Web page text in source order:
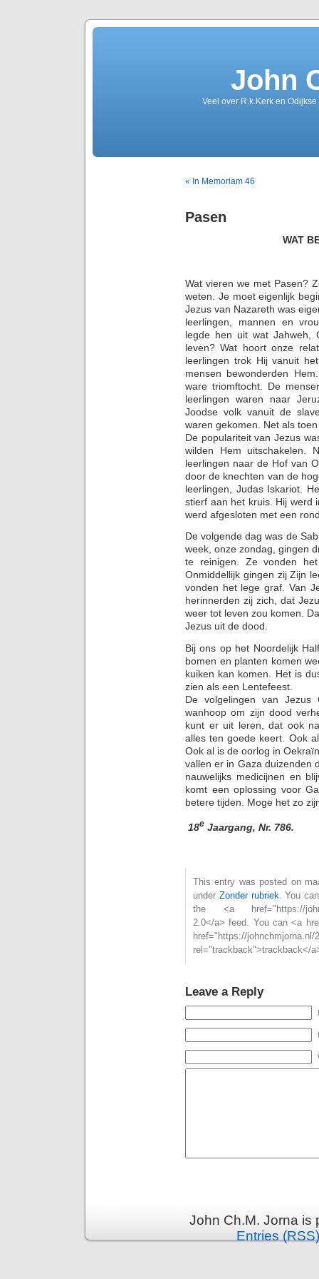
John
Veel over R.k.Kerk en
« In Memoriam 46
Pasen
WAT
Wat vieren we met Pasen?
weten. Je moet eigenlijk
Jezus van Nazareth was
leerlingen, mannen en
legde hen uit wat Jahweh,
leven? Wat hoort onze
leerlingen trok Hij vanuit
mensen bewonderden
ware triomftocht. De
leerlingen waren naar
Joodse volk vanuit de
waren gekomen. Net als
De populariteit van Jezus
wilden Hem uitschakelen.
leerlingen naar de Hof van
door de knechten van de
leerlingen, Judas Iskariot.
stierf aan het kruis. Hij werd
werd afgesloten met een
De volgende dag was de
week, onze zondag, gingen
te reinigen. Ze vonden
Onmiddellijk gingen zij Zijn
vonden het lege graf. Van
herinnerden zij zich, dat
weer tot leven zou komen.
Jezus uit de dood.
Bij ons op het Noordelijk
bomen en planten komen
kuiken kan komen. Het is
zien als een Lentefeest.
De volgelingen van
wanhoop om zijn dood
kunt er uit leren, dat ook
alles ten goede keert. Ook
Ook al is de oorlog in
vallen er in Gaza duizenden
nauwelijks medicijnen en
komt een oplossing voor
betere tijden. Moge
18e Jaargang, Nr. 786.
This entry was posted on
under Zonder rubriek. You
the <a href="https://
2.0</a> feed. You can <a
href="https://
rel="trackback">trackback</
Leave a Reply
John Ch.M. Jorna
Entries (RSS)